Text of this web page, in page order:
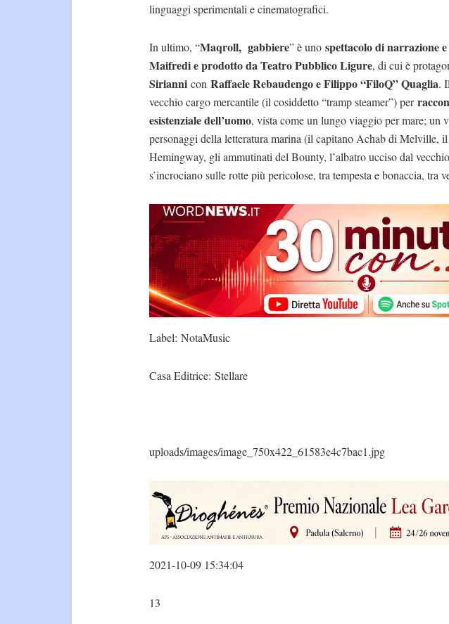
linguaggi sperimentali e cinematografici.
In ultimo, “Maqroll, gabbiere” è uno spettacolo di narrazione
Maifredi e prodotto da Teatro Pubblico Ligure, di cui è
Sirianni con Raffaele Rebaudengo e Filippo “FiloQ” Quaglia.
vecchio cargo mercantile (il cosiddetto “tramp steamer”) per
esistenziale dell’uomo, vista come un lungo viaggio per mare; un
personaggi della letteratura marina (il capitano Achab di Melville,
Hemingway, gli ammutinati del Bounty, l’albatro ucciso dal
s’incrociano sulle rotte più pericolose, tra tempesta e bonaccia, tra
Label: NotaMusic
Casa Editrice: Stellare
uploads/images/image_750x422_61583e4c7bac1.jpg
2021-10-09 15:34:04
13